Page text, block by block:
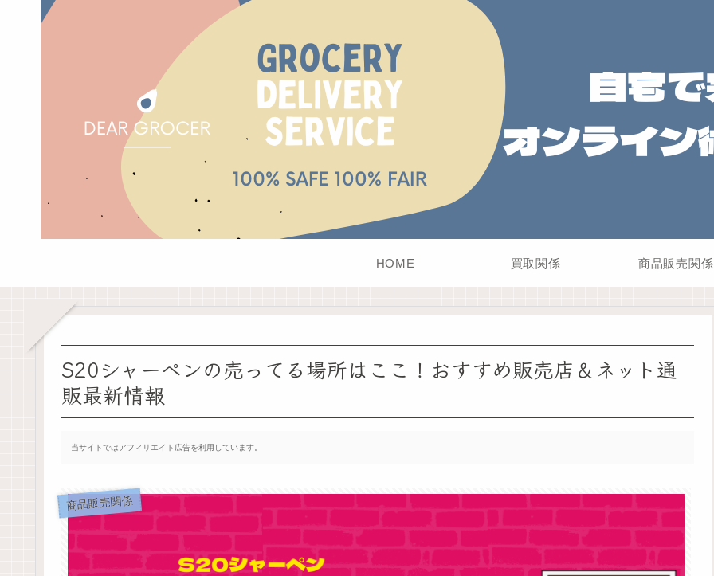
HOME 買取関係 商品販売関係
S20シャーペンの売ってる場所はここ！おすすめ販売店＆ネット通
販最新情報
当サイトではアフィリエイト広告を利用しています。
商品販売関係